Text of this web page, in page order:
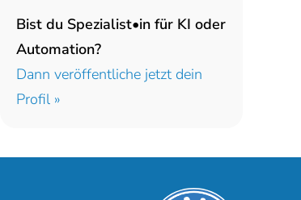
Bist du Spezialist•in für KI oder
Automation?
Dann veröffentliche jetzt dein
Profil »